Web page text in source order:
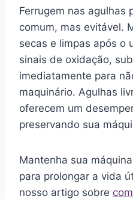
Ferrugem nas agulhas
comum, mas evitável.
secas e limpas após o
sinais de oxidação,
imediatamente para
maquinário. Agulhas
oferecem um
preservando sua
Mantenha sua
para prolongar a vida
nosso artigo sobre